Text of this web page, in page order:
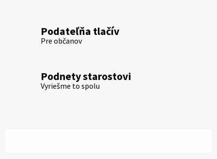
Podateľňa tlačív
Pre občanov
Podnety starostovi
Vyriešme to spolu